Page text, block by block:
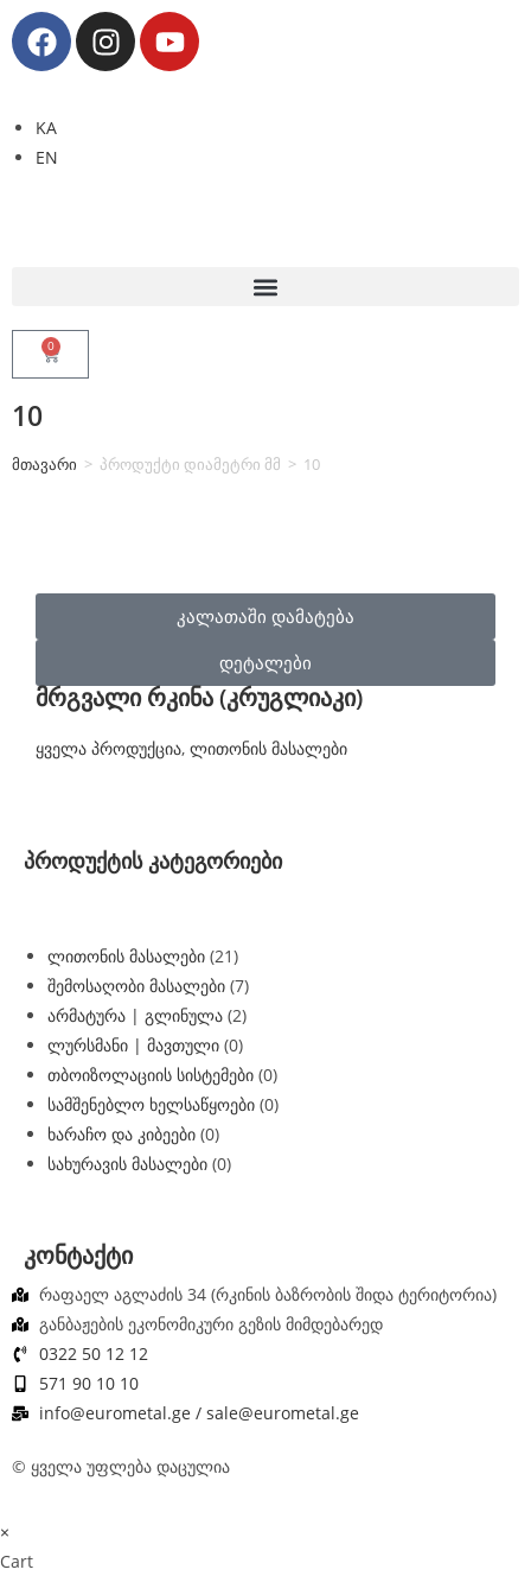
KA
EN
0
10
მთავარი > პროდუქტი დიამეტრი მმ > 10
კალათაში დამატება
დეტალები
მრგვალი რკინა (კრუგლიაკი)
ყველა პროდუქცია, ლითონის მასალები
პროდუქტის კატეგორიები
ლითონის მასალები (21)
შემოსაღობი მასალები (7)
არმატურა | გლინულა (2)
ლურსმანი | მავთული (0)
თბოიზოლაციის სისტემები (0)
სამშენებლო ხელსაწყოები (0)
ხარაჩო და კიბეები (0)
სახურავის მასალები (0)
კონტაქტი
რაფაელ აგლაძის 34 (რკინის ბაზრობის შიდა ტერიტორია)
განბაჟების ეკონომიკური გეზის მიმდებარედ
0322 50 12 12
571 90 10 10
info@eurometal.ge / sale@eurometal.ge
© ყველა უფლება დაცულია
×
Cart